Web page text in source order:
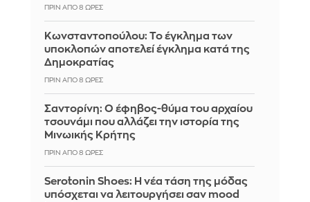
ΠΡΙΝ ΑΠΌ 8 ΏΡΕΣ
Κωνσταντοπούλου: Το έγκλημα των
υποκλοπών αποτελεί έγκλημα κατά της
Δημοκρατίας
ΠΡΙΝ ΑΠΌ 8 ΏΡΕΣ
Σαντορίνη: Ο έφηβος-θύμα του αρχαίου
τσουνάμι που αλλάζει την ιστορία της
Μινωικής Κρήτης
ΠΡΙΝ ΑΠΌ 8 ΏΡΕΣ
Serotonin Shoes: Η νέα τάση της μόδας
υπόσχεται να λειτουργήσει σαν mood